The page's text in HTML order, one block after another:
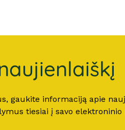
gaukite informaciją apie
tiesiai į savo elektroninio